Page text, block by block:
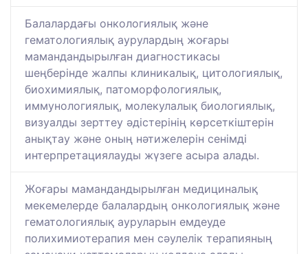
Балалардағы онкологиялық және
гематологиялық аурулардың жоғары
мамандандырылған диагностикасы
шеңберінде жалпы клиникалық, цитологиялық,
биохимиялық, патоморфологиялық,
иммунологиялық, молекулалық биологиялық,
визуалды зерттеу әдістерінің көрсеткіштерін
анықтау және оның нәтижелерін сенімді
интерпретациялауды жүзеге асыра алады.
Жоғары мамандандырылған медициналық
мекемелерде балалардың онкологиялық және
гематологиялық ауруларын емдеуде
полихимиотерапия мен сәулелік терапияның